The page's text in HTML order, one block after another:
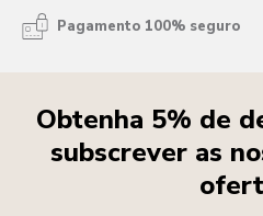
Pagamento 100% seguro
Obtenha 5% de
subscrever as